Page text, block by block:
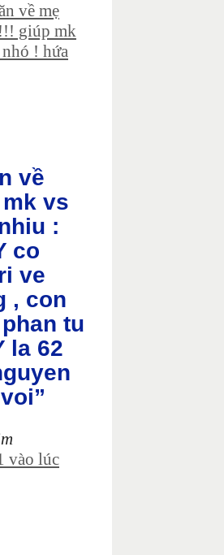
về mẹ
giúp mk
! hứa
về
vs
:
co
ve
, con
tu
la 62
vào lúc